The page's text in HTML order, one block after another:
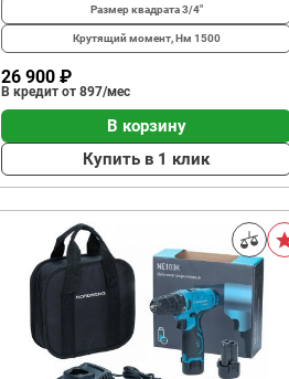
Размер квадрата3/4"
Крутящий момент, Нм 1500
26 900 ₽
В кредит от 897/мес
В корзину
Купить в 1 клик